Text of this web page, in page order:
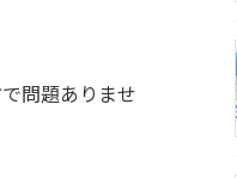
問題ありませ